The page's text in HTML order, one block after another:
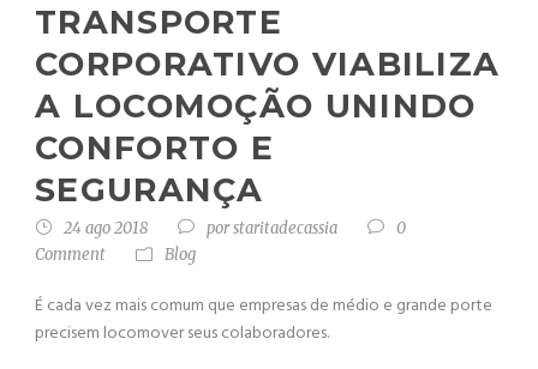
TRANSPORTE
CORPORATIVO VIABILIZA
A LOCOMOÇÃO UNINDO
CONFORTO E
SEGURANÇA
24 ago 2018 porstaritadecassia
0
Comment
Blog
É cada vez mais comum que empresas de médio e grande porte
precisem locomover seus colaboradores.